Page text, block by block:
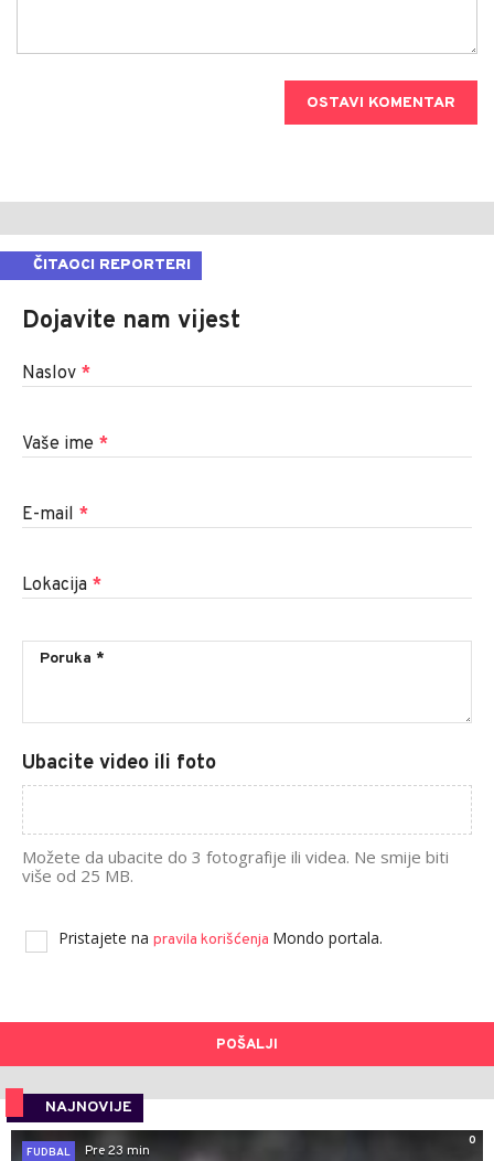
OSTAVI KOMENTAR
ČITAOCI REPORTERI
Dojavite nam vijest
Naslov *
Vaše ime *
E-mail *
Lokacija *
Ubacite video ili foto
Možete da ubacite do 3 fotografije ili videa. Ne smije biti
više od 25 MB.
Pristajete na pravila korišćenja Mondo portala.
POŠALJI
NAJNOVIJE
0
FUDBAL
Pre 23 min